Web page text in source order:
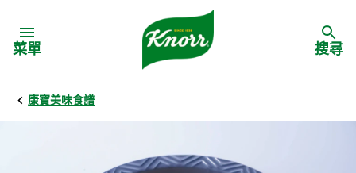
菜單 搜尋
康寶美味食譜